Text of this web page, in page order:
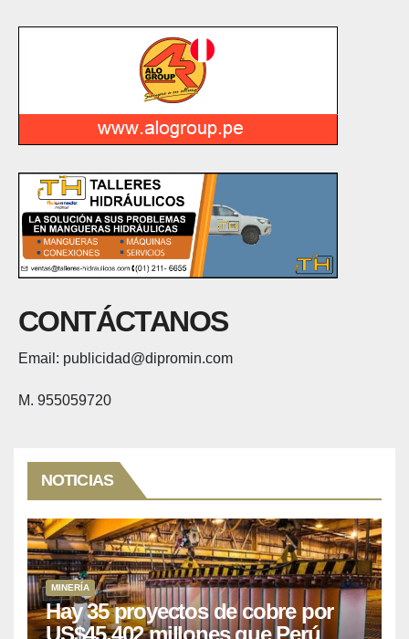
CONTÁCTANOS
Email: publicidad@dipromin.com
M. 955059720
NOTICIAS
MINERÍA
Hay 35 proyectos de cobre por